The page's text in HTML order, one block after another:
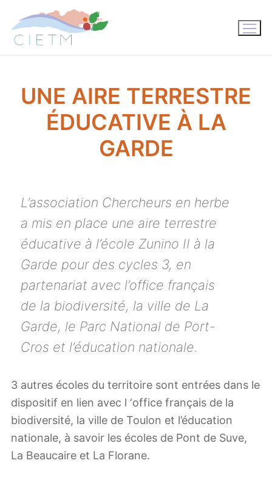
contenu
UNE AIRE TERRESTRE
ÉDUCATIVE À LA
GARDE
L’association Chercheurs en herbe
a mis en place une aire terrestre
éducative à l’école Zunino II à la
Garde pour des cycles 3, en
partenariat avec l’office français
de la biodiversité, la ville de La
Garde, le Parc National de Port-
Cros et l’éducation nationale.
3 autres écoles du territoire sont entrées dans le
dispositif en lien avec l ‘office français de la
biodiversité, la ville de Toulon et l’éducation
nationale, à savoir les écoles de Pont de Suve,
La Beaucaire et La Florane.